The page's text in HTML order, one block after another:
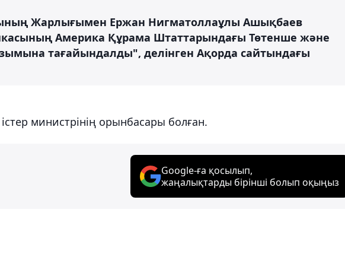
Жарлығымен Ержан Нигматоллаұлы Ашықбаев
Америка Құрама Штаттарындағы Төтенше және
тағайындалды", делінген Ақорда сайтындағы
министрінің орынбасары болған.
Google-ға қосылып,
жаңалықтарды бірінші болып оқыңыз